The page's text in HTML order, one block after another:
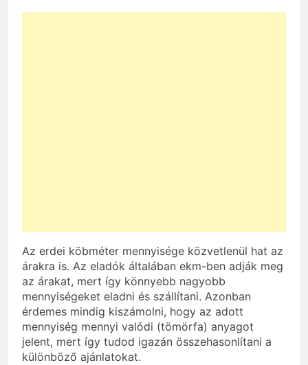
Az erdei köbméter mennyisége közvetlenül hat az
árakra is. Az eladók általában ekm-ben adják meg
az árakat, mert így könnyebb nagyobb
mennyiségeket eladni és szállítani. Azonban
érdemes mindig kiszámolni, hogy az adott
mennyiség mennyi valódi (tömörfa) anyagot
jelent, mert így tudod igazán összehasonlítani a
különböző ajánlatokat.